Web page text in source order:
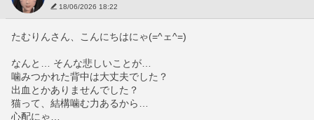
18/06/2026 18:22
たむりんさん、こんにちはにゃ(=^ェ^=)
なんと… そんな悲しいことが…
噛みつかれた背中は大丈夫でした？
出血とかありませんでした？
猫って、結構噛む力あるから…
心配にゃ…